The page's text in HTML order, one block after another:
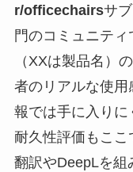
r/officechairsサ
門のコミュニティ
（XXは製品名）
者のリアルな使
報では手に入り
耐久性評価もこ
翻訳やDeepLを組